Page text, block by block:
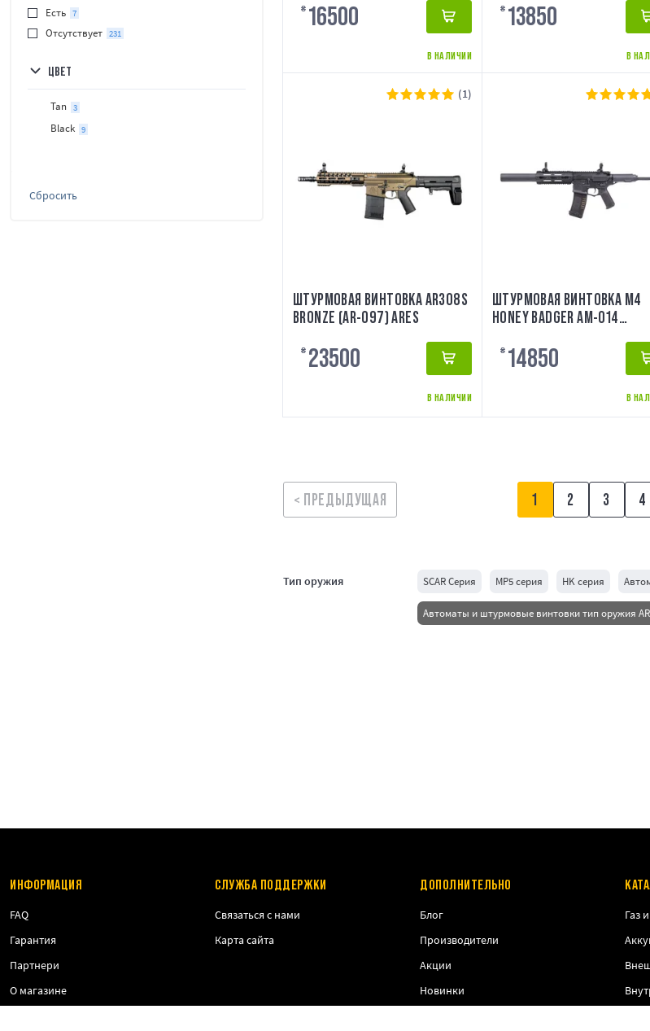
Есть 7
Отсутствует 231
ЦВЕТ
Tan 3
Black 9
Сбросить
₴ 16500
В НАЛИЧИИ
₴ 13850
В
(1)
ШТУРМОВАЯ ВИНТОВКА AR308S
BRONZE (AR-097) ARES
₴ 23500
В НАЛИЧИИ
ШТУРМОВАЯ ВИНТОВКА M4
HONEY BADGER AM-014
₴ 14850
В
< ПРЕДЫДУЩАЯ 1 2 3 4
Тип оружия SCAR Серия MP5 серия HK серия
Автоматы и штурмовые винтовки тип оружия
ИНФОРМАЦИЯ
FAQ
Гарантия
Партнери
О магазине
СЛУЖБА ПОДДЕРЖКИ
Связаться с нами
Карта сайта
ДОПОЛНИТЕЛЬНО
Блог
Производители
Акции
Новинки
Газ